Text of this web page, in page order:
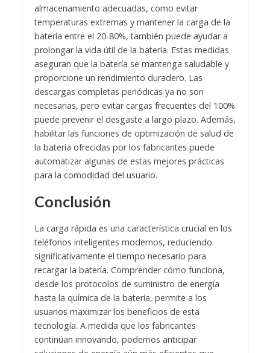
almacenamiento adecuadas, como evitar
temperaturas extremas y mantener la carga de la
batería entre el 20-80%, también puede ayudar a
prolongar la vida útil de la batería. Estas medidas
aseguran que la batería se mantenga saludable y
proporcione un rendimiento duradero. Las
descargas completas periódicas ya no son
necesarias, pero evitar cargas frecuentes del 100%
puede prevenir el desgaste a largo plazo. Además,
habilitar las funciones de optimización de salud de
la batería ofrecidas por los fabricantes puede
automatizar algunas de estas mejores prácticas
para la comodidad del usuario.
Conclusión
La carga rápida es una característica crucial en los
teléfonos inteligentes modernos, reduciendo
significativamente el tiempo necesario para
recargar la batería. Comprender cómo funciona,
desde los protocolos de suministro de energía
hasta la química de la batería, permite a los
usuarios maximizar los beneficios de esta
tecnología. A medida que los fabricantes
continúan innovando, podemos anticipar